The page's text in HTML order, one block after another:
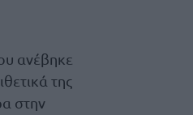
ανέβηκε
της
στην